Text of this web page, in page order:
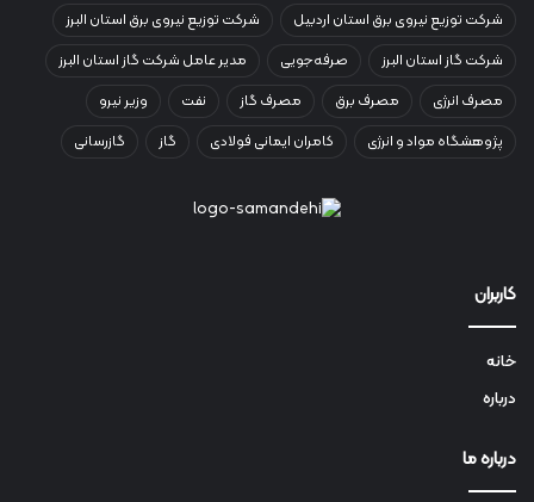
شرکت توزیع نیروی برق استان اردبیل
شرکت توزیع نیروی برق استان البرز
شرکت گاز استان البرز
صرفه‌جویی
مدیر عامل شرکت گاز استان البرز
مصرف انرژی
مصرف برق مصرف گاز نفت
وزیر نیرو
پژوهشگاه مواد و انرژی
کامران ایمانی فولادی گاز گازرسانی
کاربران
خانه
درباره
درباره ما